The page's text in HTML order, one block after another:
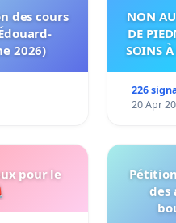
des cours
2026)
NON
DE
SOINS À
226
20 Apr
pour le
des